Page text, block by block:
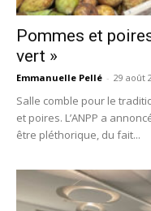
Pommes et
vert »
Emmanuelle Pellé - 29 août
Salle comble pour le
et poires. L’ANPP a
être pléthorique, du fait...